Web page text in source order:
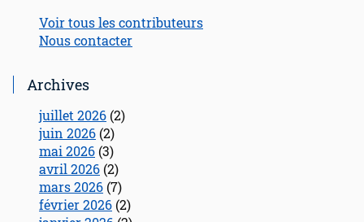
Voir tous les contributeurs
Nous contacter
Archives
juillet 2026 (2)
juin 2026 (2)
mai 2026 (3)
avril 2026 (2)
mars 2026 (7)
février 2026 (2)